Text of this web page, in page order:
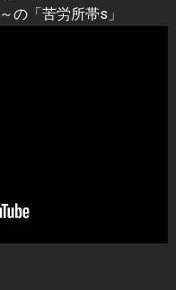
の「苦労所帯s」